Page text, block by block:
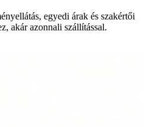
egyedi árak és szakértői
akár azonnali szállítással.